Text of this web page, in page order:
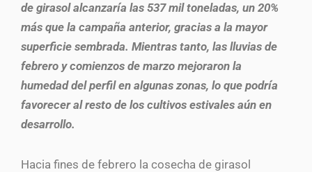
de girasol alcanzaría las 537 mil toneladas, un 20%
más que la campaña anterior, gracias a la mayor
superficie sembrada. Mientras tanto, las lluvias de
febrero y comienzos de marzo mejoraron la
humedad del perfil en algunas zonas, lo que podría
favorecer al resto de los cultivos estivales aún en
desarrollo.
Hacia fines de febrero la cosecha de girasol